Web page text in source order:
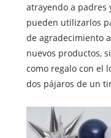
atrayendo a padres
pueden utilizarlos
de agradecimiento
nuevos productos,
como regalo con el
dos pájaros de un